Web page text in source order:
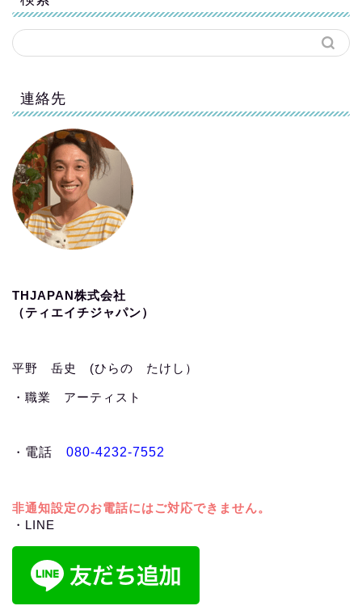
連絡先
THJAPAN株式会社
（ティエイチジャパン）
平野 岳史 (ひらの たけし）
・職業 アーティスト
・ 電話 080-4232-7552
非通知設定のお電話にはご対応できません。
・LINE